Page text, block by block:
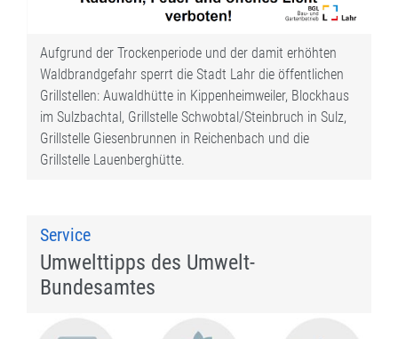
Aufgrund der Trockenperiode und der damit erhöhten
Waldbrandgefahr sperrt die Stadt Lahr die öffentlichen
Grillstellen: Auwaldhütte in Kippenheimweiler, Blockhaus
im Sulzbachtal, Grillstelle Schwobtal/Steinbruch in Sulz,
Grillstelle Giesenbrunnen in Reichenbach und die
Grillstelle Lauenberghütte.
Service
Umwelttipps des Umwelt-
Bundesamtes